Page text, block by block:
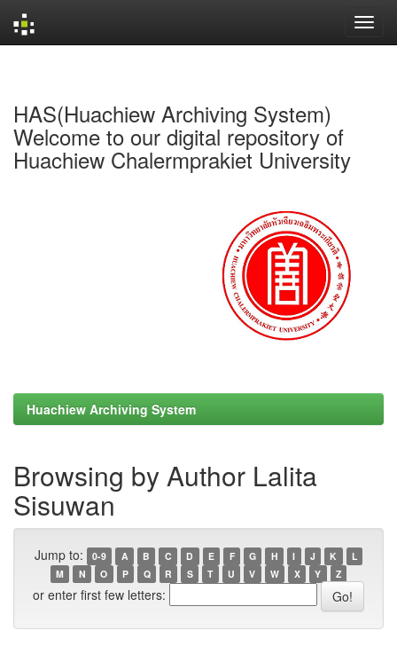
HAS(Huachiew Archiving System)
Welcome to our digital repository of
Huachiew Chalermprakiet University
Huachiew Archiving System
Browsing by Author Lalita
Sisuwan
Jump to: 0-9 A B C D E F G H I J K
L
M
N O P Q R S T U V W X Y Z
or enter first few letters: